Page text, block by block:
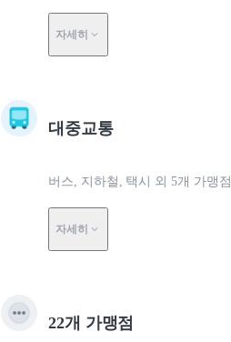
자세히
대중교통
버스, 지하철, 택시 외 5개 가맹
자세히
22개 가맹점